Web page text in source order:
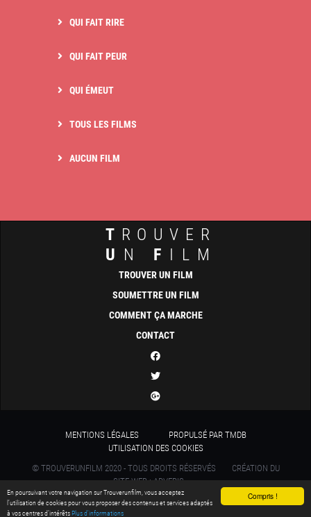
Compris !
En poursuivant votre navigation sur Trouverunfilm, vous acceptez
l’utilisation de cookies pour vous proposer des contenus et services adaptés
à vos centres d’intérêtsPlus d'informations
QUI FAIT RIRE
QUI FAIT PEUR
QUI ÉMEUT
TOUS LES FILMS
AUCUN FILM
T ROUVER
U N F ILM
TROUVER UN FILM
SOUMETTRE UN FILM
COMMENT ÇA MARCHE
CONTACT
MENTIONS LÉGALES
PROPULSÉ PAR TMDB
UTILISATION DES COOKIES
© TROUVERUNFILM 2020 - TOUS DROITS RÉSERVÉS
CRÉATION DU
SITE WEB : ADVERIS